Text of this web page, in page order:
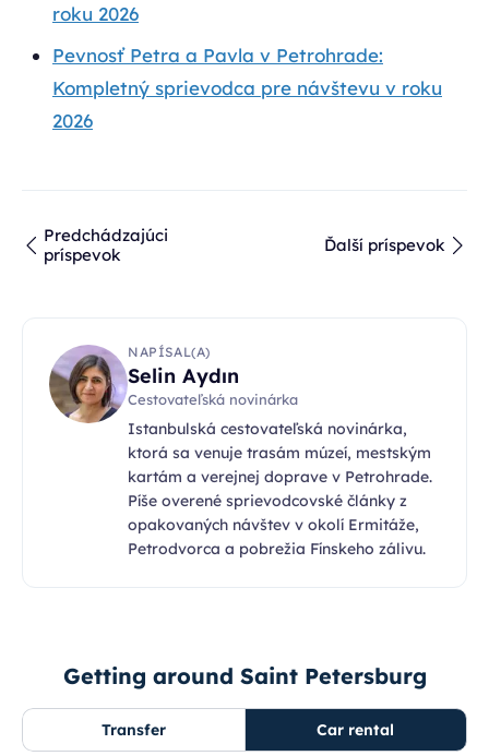
roku 2026
Pevnosť Petra a Pavla v Petrohrade:
Kompletný sprievodca pre návštevu v roku
2026
Predchádzajúci
príspevok
Ďalší príspevok
NAPÍSAL(A)
Selin Aydın
Cestovateľská novinárka
Istanbulská cestovateľská novinárka,
ktorá sa venuje trasám múzeí, mestským
kartám a verejnej doprave v Petrohrade.
Píše overené sprievodcovské články z
opakovaných návštev v okolí Ermitáže,
Petrodvorca a pobrežia Fínskeho zálivu.
Getting around Saint Petersburg
Transfer Car rental